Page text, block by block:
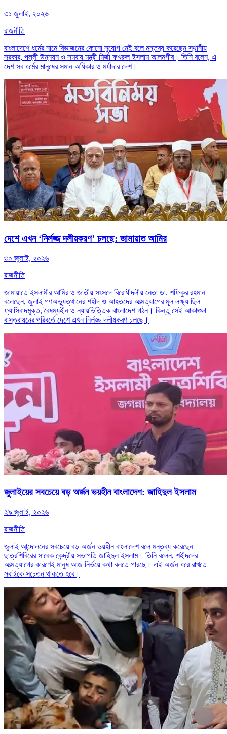
৩১ জুলাই, ২০২৬
রাজনীতি
বাংলাদেশে ধর্মের নামে বিভাজনের কোনো সুযোগ নেই বলে মন্তব্য করেছেন স্থানীয়
সরকার, পল্লী উন্নয়ন ও সমবায় মন্ত্রী মির্জা ফখরুল ইসলাম আলমগীর। তিনি বলেন, এ
দেশ সব ধর্মের মানুষের সমান অধিকার ও মর্যাদার দেশ।
দেশে এখন ‘নির্লজ্জ দলীয়করণ’ চলছে: জামায়াত আমির
৩০ জুলাই, ২০২৬
রাজনীতি
জামায়াতে ইসলামীর আমির ও জাতীয় সংসদে বিরোধীদলীয় নেতা ডা. শফিকুর রহমান
বলেছেন, জুলাই গণঅভ্যুত্থানের শহীদ ও আহতদের আত্মত্যাগের মূল লক্ষ্য ছিল
ফ্যাসিবাদমুক্ত, বৈষম্যহীন ও ন্যায়ভিত্তিক বাংলাদেশ গঠন। কিন্তু সেই আকাঙ্ক্ষা
বাস্তবায়নের পরিবর্তে দেশে এখন নির্লজ্জ দলীয়করণ চলছে।
জুলাইয়ের সবচেয়ে বড় অর্জন ভয়হীন বাংলাদেশ: জাহিদুল ইসলাম
২৯ জুলাই, ২০২৬
রাজনীতি
জুলাই আন্দোলনের সবচেয়ে বড় অর্জন ভয়হীন বাংলাদেশ বলে মন্তব্য করেছেন
ছাত্রশিবিরের সাবেক কেন্দ্রীয় সভাপতি জাহিদুল ইসলাম। তিনি বলেন, শহীদদের
আত্মত্যাগের কারণেই মানুষ আজ নির্ভয়ে কথা বলতে পারছে। এই অর্জন ধরে রাখতে
সবাইকে সচেতন থাকতে হবে।